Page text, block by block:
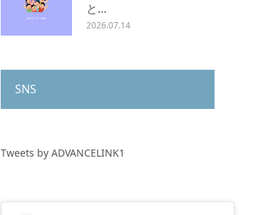
と…
2026.07.14
SNS
Tweets by ADVANCELINK1